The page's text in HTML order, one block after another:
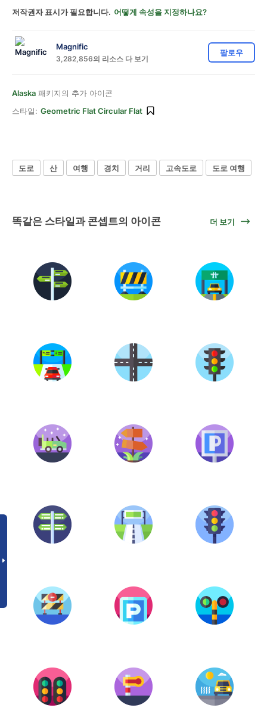
저작권자 표시가 필요합니다. 어떻게 속성을 지정하나요?
Magnific
3,282,856의 리소스 다 보기
팔로우
Alaska 패키지의 추가 아이콘
스타일: Geometric Flat Circular Flat
도로 산 여행 경치 거리 고속도로 도로 여행
똑같은 스타일과 콘셉트의 아이콘 더 보기